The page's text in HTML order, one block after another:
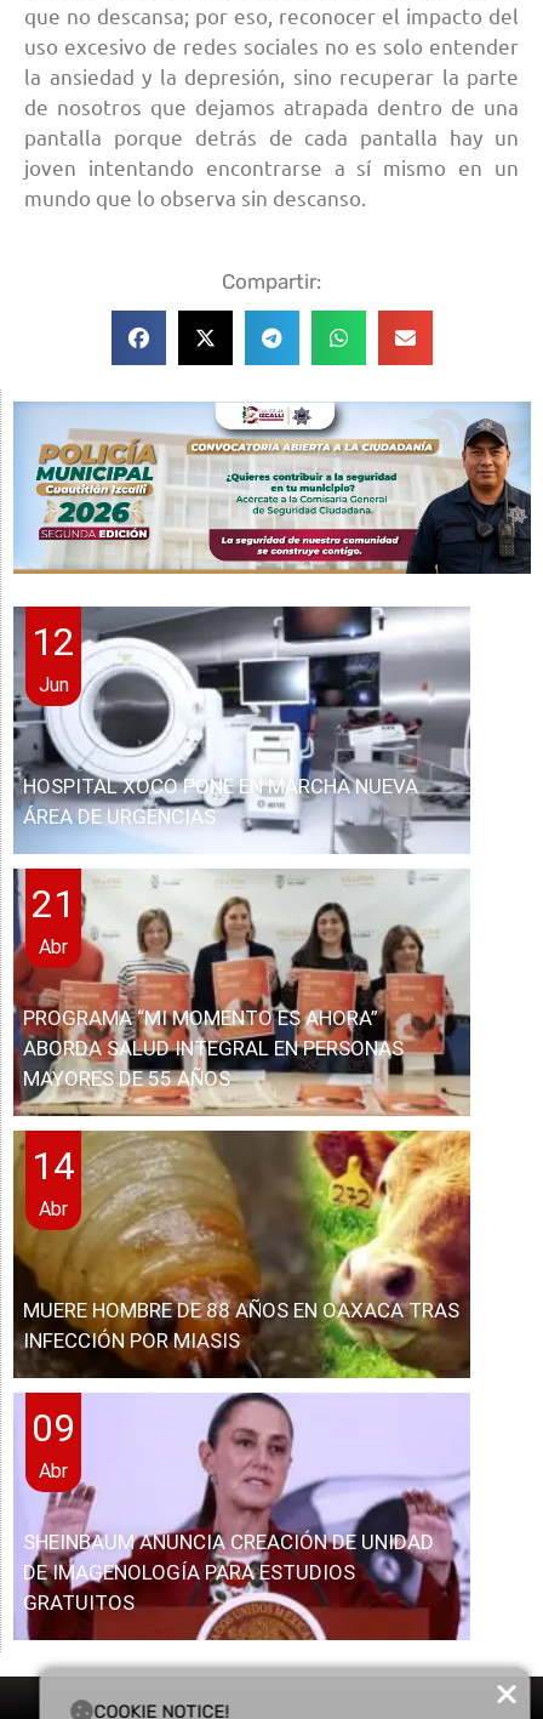
que no descansa; por eso, reconocer el impacto del
uso excesivo de redes sociales no es solo entender
la ansiedad y la depresión, sino recuperar la parte
de nosotros que dejamos atrapada dentro de una
pantalla porque detrás de cada pantalla hay un
joven intentando encontrarse a sí mismo en un
mundo que lo observa sin descanso.
Compartir:
12
Jun
HOSPITAL XOCO PONE EN MARCHA NUEVA
ÁREA DE URGENCIAS
21
Abr
PROGRAMA “MI MOMENTO ES AHORA”
ABORDA SALUD INTEGRAL EN PERSONAS
MAYORES DE 55 AÑOS
14
Abr
MUERE HOMBRE DE 88 AÑOS EN OAXACA TRAS
INFECCIÓN POR MIASIS
09
Abr
SHEINBAUM ANUNCIA CREACIÓN DE UNIDAD
DE IMAGENOLOGÍA PARA ESTUDIOS
GRATUITOS
COOKIE NOTICE!